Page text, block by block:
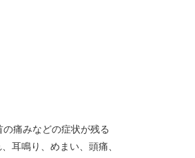
痛みなどの症状が残る
耳鳴り、めまい、頭痛、